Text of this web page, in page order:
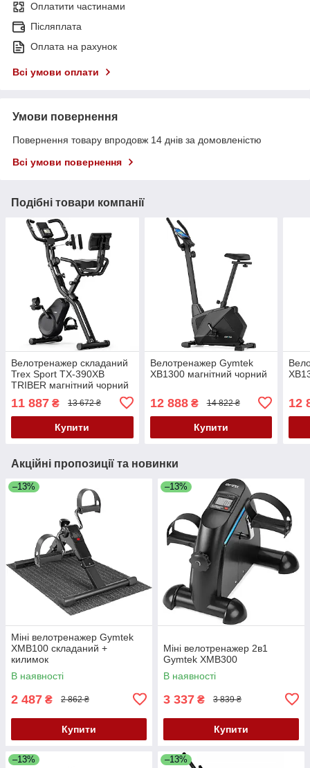
Оплатити частинами
Післяплата
Оплата на рахунок
Всі умови оплати
Умови повернення
Повернення товару впродовж 14 днів за домовленістю
Всі умови повернення
Подібні товари компанії
Велотренажер складаний
Trex Sport TX-390XB
TRIBER магнітний чорний
11 887 ₴ 13 672 ₴
Купити
Велотренажер Gymtek
XB1300 магнітний чорний
12 888₴ 14 822 ₴
Купити
12
Акційні пропозиції та новинки
–13%
Міні велотренажер Gymtek
XMB100 складаний +
килимок
В наявності
2 487 ₴ 2 862 ₴
Купити
–13%
Міні велотренажер 2в1
Gymtek XMB300
В наявності
3 337 ₴ 3 839 ₴
Купити
–13% –13%